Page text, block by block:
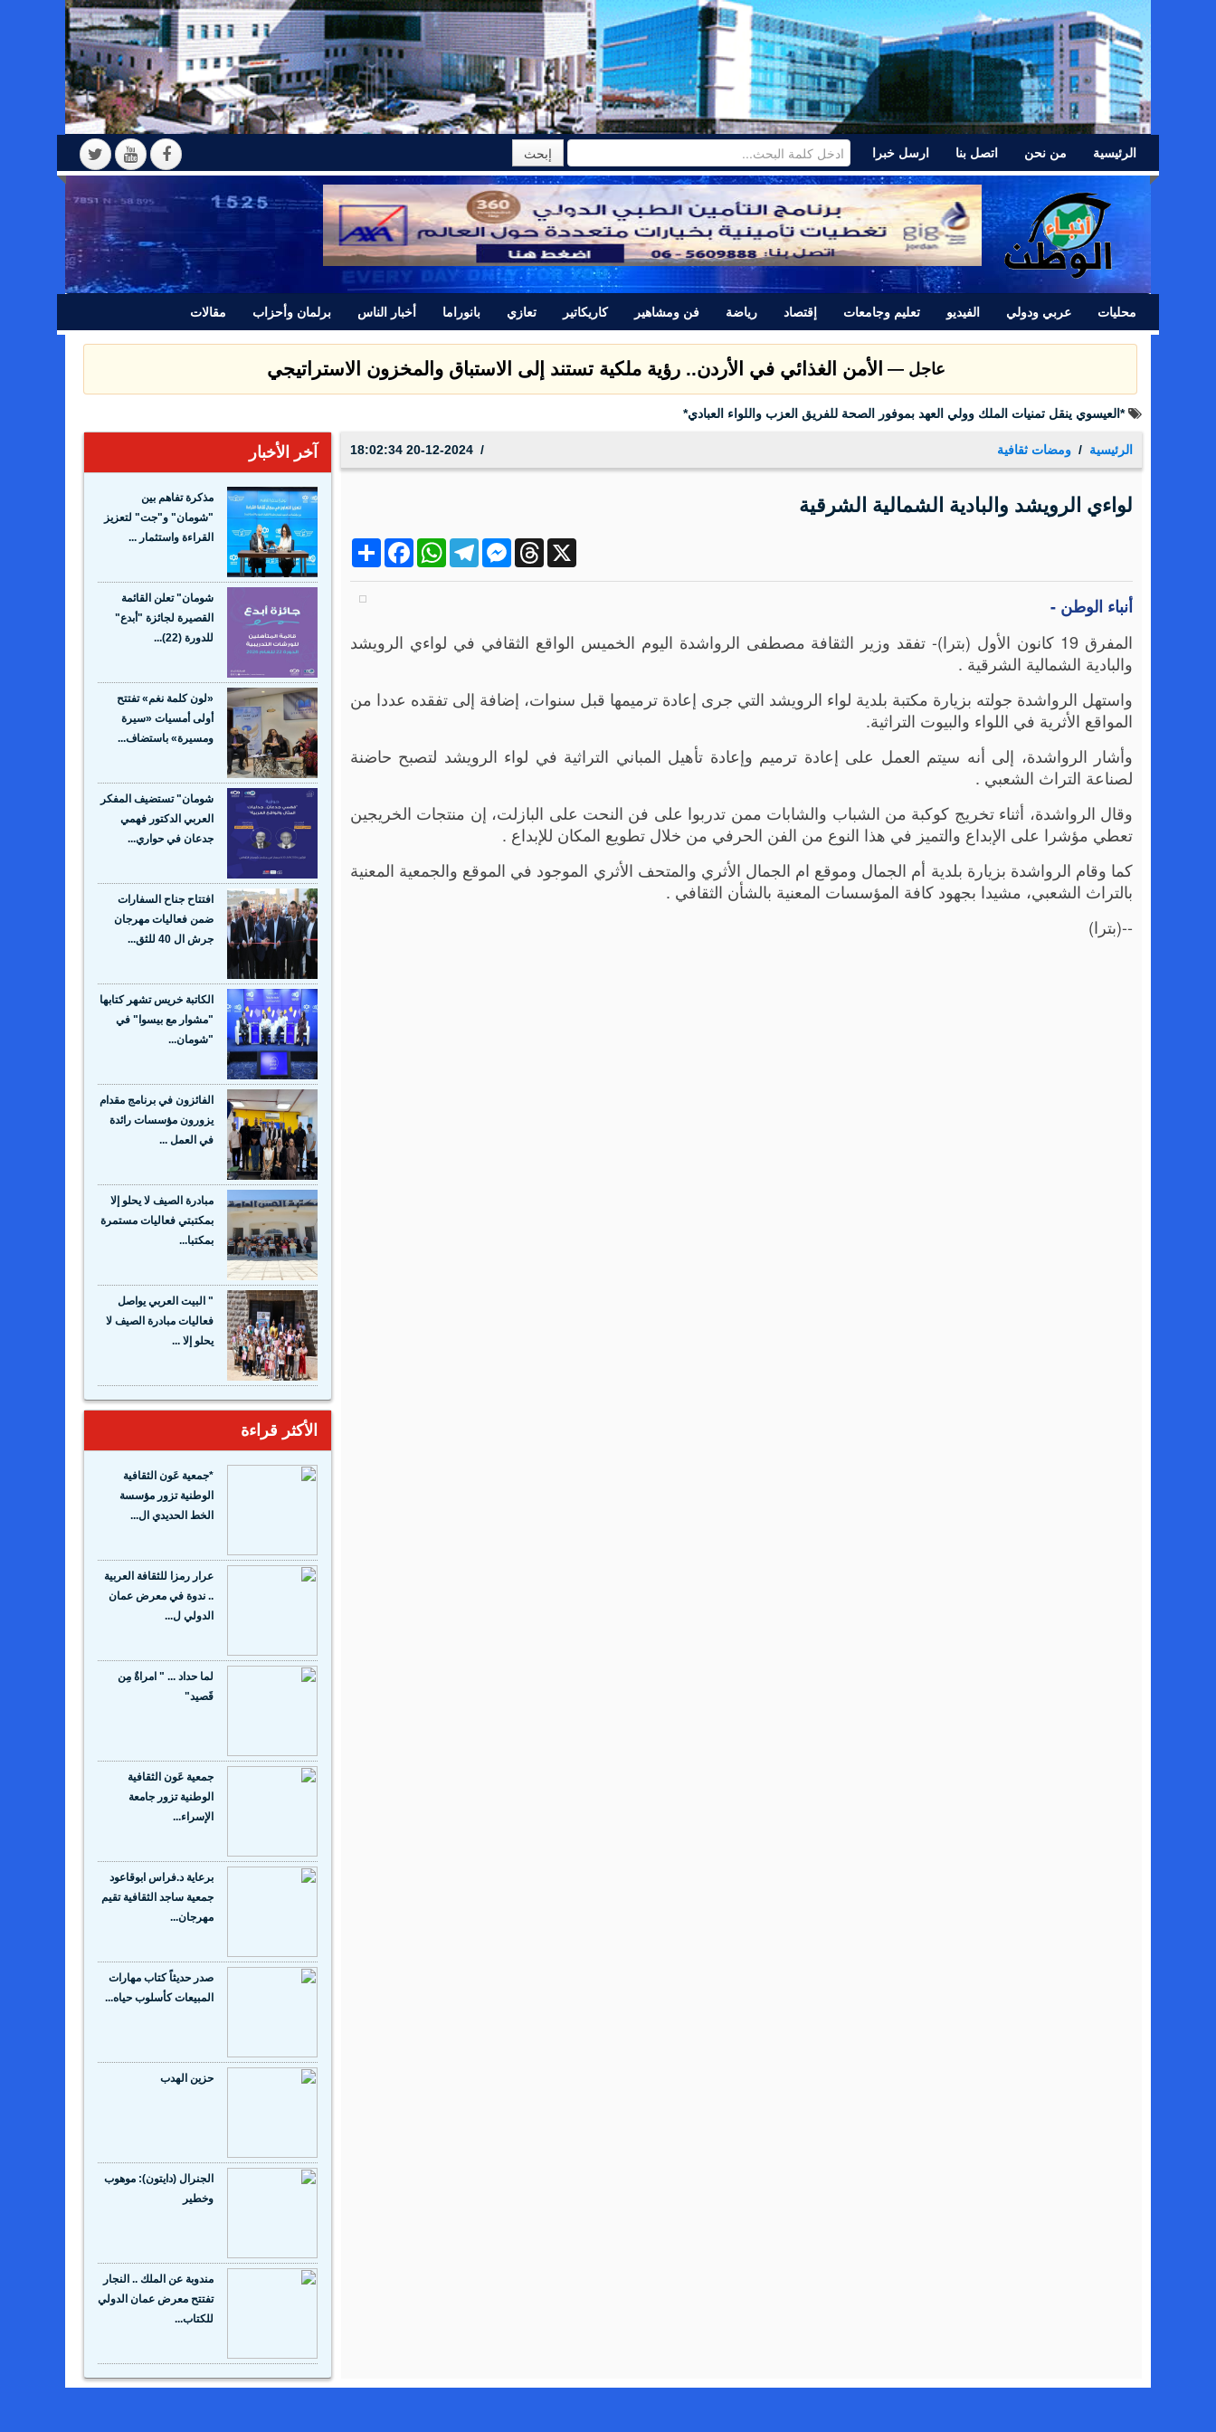
الرئيسية من نحن اتصل بنا ارسل خبرا
محليات عربي ودولي الفيديو تعليم وجامعات إقتصاد رياضة فن ومشاهير كاريكاتير تعازي بانوراما أخبار الناس برلمان وأحزاب مقالات
عاجل — الأمن الغذائي في الأردن.. رؤية ملكية تستند إلى الاستباق والمخزون الاستراتيجي
*العيسوي ينقل تمنيات الملك وولي العهد بموفور الصحة للفريق العزب واللواء العبادي*
الرئيسية ومضات ثقافية 20-12-2024 18:02:34
لواءي الرويشد والبادية الشمالية الشرقية
ShareFacebookWhatsAppTelegramMessengerThreads X
أنباء الوطن -
المفرق 19 كانون الأول (بترا)- تفقد وزير الثقافة مصطفى الرواشدة اليوم الخميس الواقع الثقافي في لواءي الرويشد
والبادية الشمالية الشرقية .
واستهل الرواشدة جولته بزيارة مكتبة بلدية لواء الرويشد التي جرى إعادة ترميمها قبل سنوات، إضافة إلى تفقده عددا من
المواقع الأثرية في اللواء والبيوت التراثية.
وأشار الرواشدة، إلى أنه سيتم العمل على إعادة ترميم وإعادة تأهيل المباني التراثية في لواء الرويشد لتصبح حاضنة
لصناعة التراث الشعبي .
وقال الرواشدة، أثناء تخريج كوكبة من الشباب والشابات ممن تدربوا على فن النحت على البازلت، إن منتجات الخريجين
تعطي مؤشرا على الإبداع والتميز في هذا النوع من الفن الحرفي من خلال تطويع المكان للإبداع .
كما وقام الرواشدة بزيارة بلدية أم الجمال وموقع ام الجمال الأثري والمتحف الأثري الموجود في الموقع والجمعية المعنية
بالتراث الشعبي، مشيدا بجهود كافة المؤسسات المعنية بالشأن الثقافي .
--(بترا)
آخر الأخبار
مذكرة تفاهم بين
"شومان" و"جت" لتعزيز
القراءة واستثمار ...
شومان" تعلن القائمة
القصيرة لجائزة "أبدع"
للدورة (22)...
«لون كلمة نغم» تفتتح
أولى أمسيات «سيرة
ومسيرة» باستضاف...
شومان" تستضيف المفكر
العربي الدكتور فهمي
جدعان في حواري...
افتتاح جناح السفارات
ضمن فعاليات مهرجان
جرش ال 40 للثق...
الكاتبة خريس تشهر كتابها
"مشوار مع بيسوا" في
"شومان...
الفائزون في برنامج مقدام
يزورون مؤسسات رائدة
في العمل ...
مبادرة الصيف لا يحلو إلا
بمكتبتي فعاليات مستمرة
بمكتبا...
" البيت العربي يواصل
فعاليات مبادرة الصيف لا
يحلو إلا ...
الأكثر قراءة
*جمعية عَون الثقافية
الوطنية تزور مؤسسة
الخط الحديدي ال...
عرار رمزا للثقافة العربية
.. ندوة في معرض عمان
الدولي ل...
لما حداد ... " امراةٌ مِن
قَصيد"
جمعية عَون الثقافية
الوطنية تزور جامعة
الإسراء...
برعاية د.فراس ابوقاعود
جمعية ساجد الثقافية تقيم
مهرجان...
صدر حديثاً كتاب مهارات
المبيعات كأسلوب حياه...
حزين الهدب
الجنرال (دايتون): موهوب
وخطير
مندوبة عن الملك .. النجار
تفتتح معرض عمان الدولي
للكتاب...